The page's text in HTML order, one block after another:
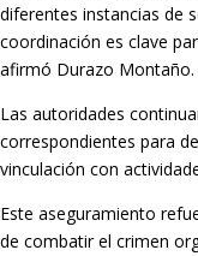
diferentes instancias de
coordinación es clave
afirmó Durazo Montaño.
Las autoridades
correspondientes para
vinculación con
Este aseguramiento
de combatir el crimen